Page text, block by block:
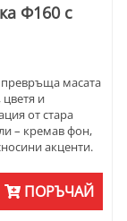
Ф160 с
превръща масата
и
от стара
– кремав фон,
акценти.
пада
усещане
сезонна
интериор.
ПОРЪЧАЙ